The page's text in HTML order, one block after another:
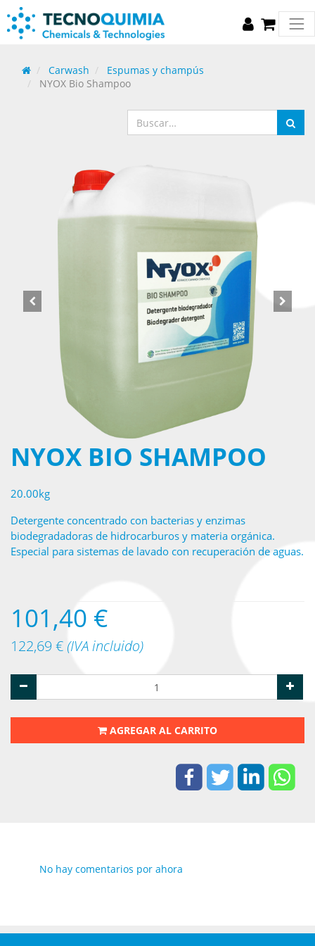
Carwash
Espumas y champús
NYOX Bio Shampoo
NYOX BIO SHAMPOO
20.00kg
Detergente concentrado con bacterias y enzimas
biodegradadoras de hidrocarburos y materia orgánica.
Especial para sistemas de lavado con recuperación de aguas.
101,40 €
122,69 € (IVA incluido)
AGREGAR AL CARRITO
No hay comentarios por ahora